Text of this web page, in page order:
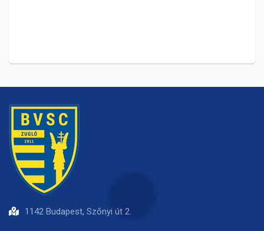
1142 Budapest, Szőnyi út 2.